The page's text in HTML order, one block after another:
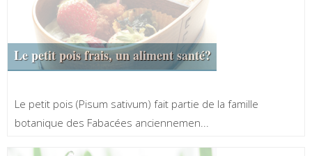
Le petit pois frais, un aliment santé?
Le petit pois (Pisum sativum) fait partie de la famille
botanique des Fabacées anciennemen...